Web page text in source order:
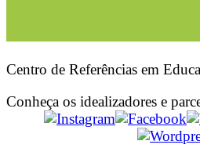
Centro de Referências em
Conheça os idealizadores e